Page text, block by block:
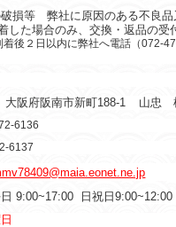
破損等 弊社に原因のある不良品
した場合のみ、交換・返品の受
着後２日以内に弊社へ電話（072-
大阪府阪南市新町188-1 山忠
6136
6137
9:00~17:00
日祝日9:00~12:00